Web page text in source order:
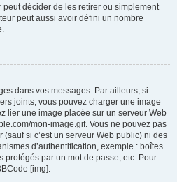
décider de les retirer ou simplement
peut aussi avoir défini un nombre
dans vos messages. Par ailleurs, si
joints, vous pouvez charger une image
lier une image placée sur un serveur Web
mon-image.gif. Vous ne pouvez pas
si c’est un serveur Web public) ni des
d’authentification, exemple : boîtes
protégés par un mot de passe, etc. Pour
[img].